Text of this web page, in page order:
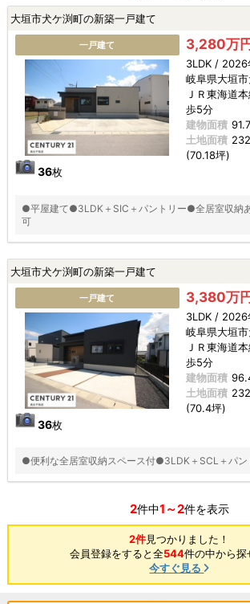
大垣市犬ケ渕町の新築一戸建て
一戸建て
36枚
3,280万円
3LDK / 2026
岐阜県大垣
ＪＲ東海道
歩5分
建物面積
土地面積
(70.18坪)
●平屋建て●3LDK＋SIC＋パントリー●全居室収納
可
大垣市犬ケ渕町の新築一戸建て
一戸建て
36枚
3,380万
3LDK / 2026
岐阜県大垣
ＪＲ東海道
歩5分
建物面積
土地面積
(70.4坪)
●便利な全居室収納スペース付●3LDK＋SCL＋パン
2件中1～2件を表示
2件見つかりました！
会員登録をすると全544件の中から探
今すぐ見る